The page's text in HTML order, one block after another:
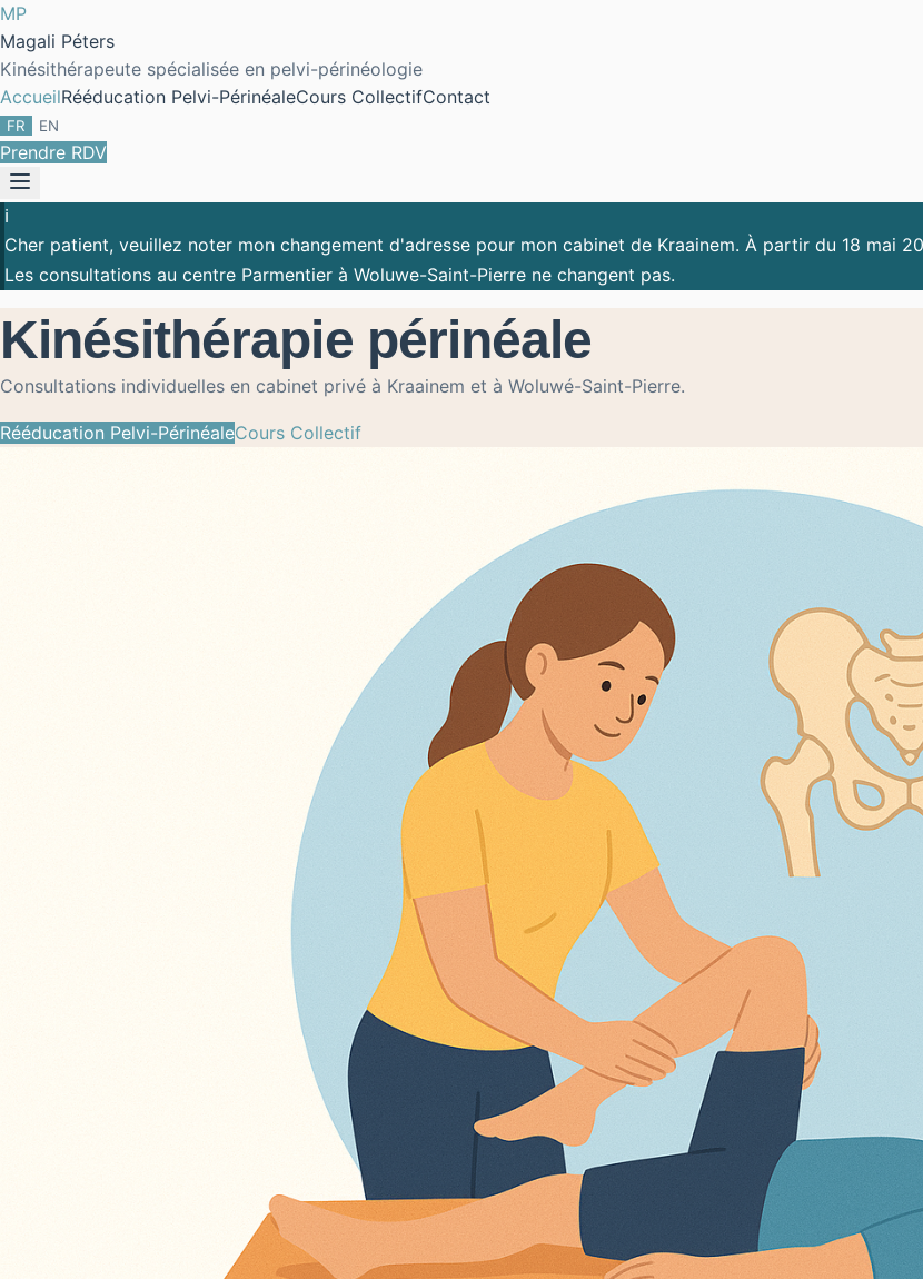
MP
Magali Péters
Kinésithérapeute spécialisée en pelvi-périnéologie
AccueilRééducation Pelvi-PérinéaleCours CollectifContact
FR EN
Prendre RDV
ℹ️
Cher patient, veuillez noter mon changement d'adresse pour mon cabinet de Kraainem. À partir du 18 mai
Les consultations au centre Parmentier à Woluwe-Saint-Pierre ne changent pas.
Kinésithérapie périnéale
Consultations individuelles en cabinet privé à Kraainem et à Woluwé-Saint-Pierre.
Rééducation Pelvi-PérinéaleCours Collectif